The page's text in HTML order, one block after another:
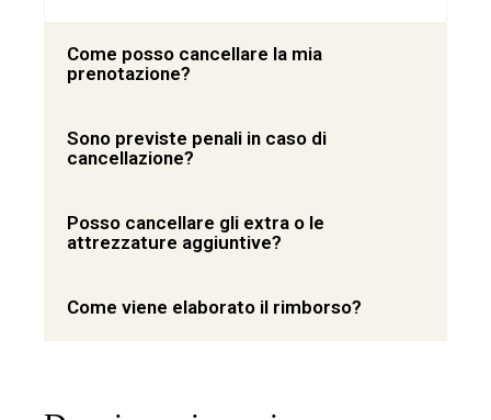
Come posso cancellare la mia
prenotazione?
Sono previste penali in caso di
cancellazione?
Posso cancellare gli extra o le
attrezzature aggiuntive?
Come viene elaborato il rimborso?